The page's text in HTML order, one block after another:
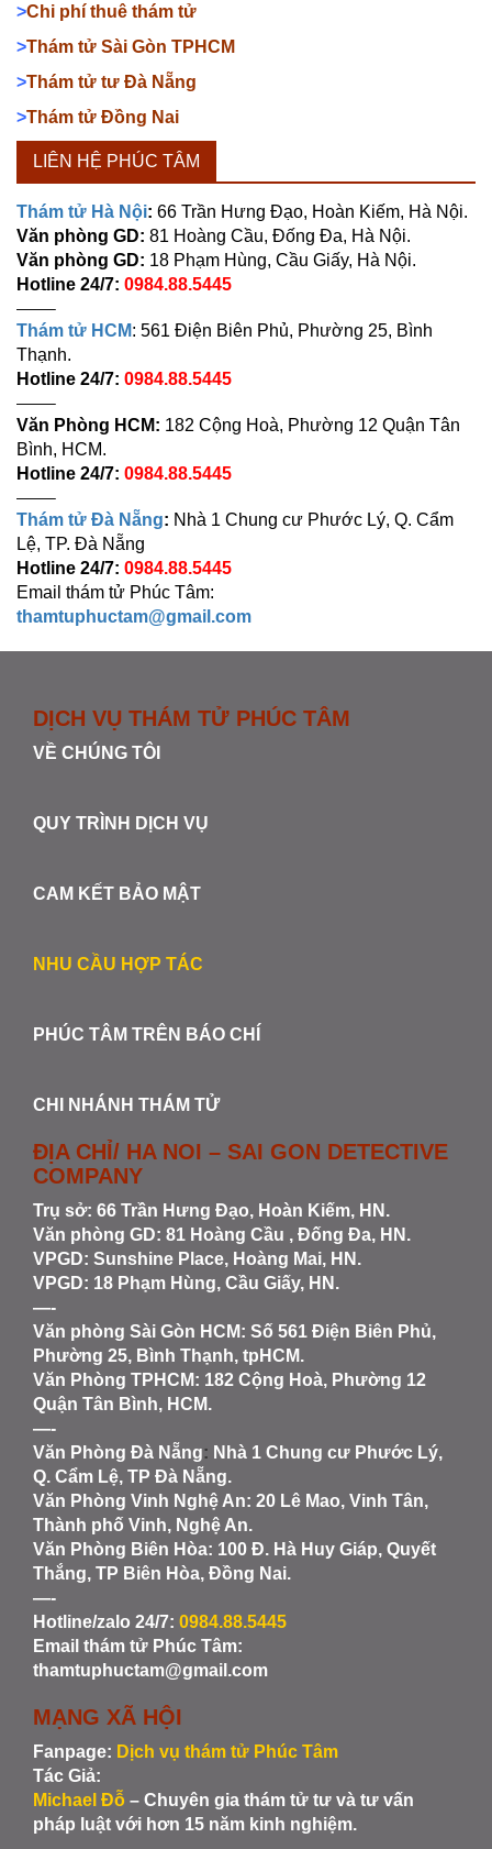
>Chi phí thuê thám tử
>Thám tử Sài Gòn TPHCM
>Thám tử tư Đà Nẵng
>Thám tử Đồng Nai
LIÊN HỆ PHÚC TÂM
Thám tử Hà Nội: 66 Trần Hưng Đạo, Hoàn Kiếm, Hà Nội.
Văn phòng GD: 81 Hoàng Cầu, Đống Đa, Hà Nội.
Văn phòng GD: 18 Phạm Hùng, Cầu Giấy, Hà Nội.
Hotline 24/7: 0984.88.5445
——–
Thám tử HCM: 561 Điện Biên Phủ, Phường 25, Bình
Thạnh.
Hotline 24/7: 0984.88.5445
——–
Văn Phòng HCM: 182 Cộng Hoà, Phường 12 Quận Tân
Bình, HCM.
Hotline 24/7: 0984.88.5445
——–
Thám tử Đà Nẵng: Nhà 1 Chung cư Phước Lý, Q. Cẩm
Lệ, TP. Đà Nẵng
Hotline 24/7: 0984.88.5445
Email thám tử Phúc Tâm:
thamtuphuctam@gmail.com
DỊCH VỤ THÁM TỬ PHÚC TÂM
VỀ CHÚNG TÔI
QUY TRÌNH DỊCH VỤ
CAM KẾT BẢO MẬT
NHU CẦU HỢP TÁC
PHÚC TÂM TRÊN BÁO CHÍ
CHI NHÁNH THÁM TỬ
ĐỊA CHỈ/ HA NOI – SAI GON DETECTIVE
COMPANY
Trụ sở: 66 Trần Hưng Đạo, Hoàn Kiếm, HN.
Văn phòng GD: 81 Hoàng Cầu , Đống Đa, HN.
VPGD: Sunshine Place, Hoàng Mai, HN.
VPGD: 18 Phạm Hùng, Cầu Giấy, HN.
—-
Văn phòng Sài Gòn HCM: Số 561 Điện Biên Phủ,
Phường 25, Bình Thạnh, tpHCM.
Văn Phòng TPHCM: 182 Cộng Hoà, Phường 12
Quận Tân Bình, HCM.
—-
Văn Phòng Đà Nẵng: Nhà 1 Chung cư Phước Lý,
Q. Cẩm Lệ, TP Đà Nẵng.
Văn Phòng Vinh Nghệ An: 20 Lê Mao, Vinh Tân,
Thành phố Vinh, Nghệ An.
Văn Phòng Biên Hòa: 100 Đ. Hà Huy Giáp, Quyết
Thắng, TP Biên Hòa, Đồng Nai.
—-
Hotline/zalo 24/7: 0984.88.5445
Email thám tử Phúc Tâm:
thamtuphuctam@gmail.com
MẠNG XÃ HỘI
Fanpage: Dịch vụ thám tử Phúc Tâm
Tác Giả:
Michael Đỗ – Chuyên gia thám tử tư và tư vấn
pháp luật với hơn 15 năm kinh nghiệm.